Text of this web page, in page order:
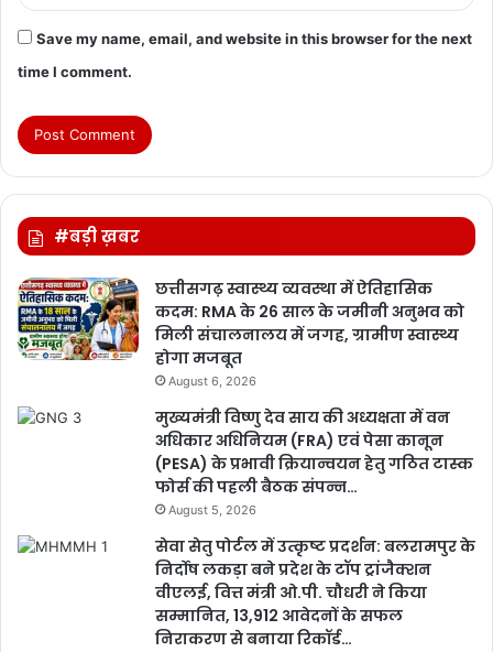
Save my name, email, and website in this browser for the next
time I comment.
#बड़ी ख़बर
छत्तीसगढ़ स्वास्थ्य व्यवस्था में ऐतिहासिक
कदम: RMA के 26 साल के जमीनी अनुभव को
मिली संचालनालय में जगह, ग्रामीण स्वास्थ्य
होगा मजबूत
August 6, 2026
मुख्यमंत्री विष्णु देव साय की अध्यक्षता में वन
अधिकार अधिनियम (FRA) एवं पेसा कानून
(PESA) के प्रभावी क्रियान्वयन हेतु गठित टास्क
फोर्स की पहली बैठक संपन्न…
August 5, 2026
सेवा सेतु पोर्टल में उत्कृष्ट प्रदर्शन: बलरामपुर के
निर्दोष लकड़ा बने प्रदेश के टॉप ट्रांजैक्शन
वीएलई, वित्त मंत्री ओ.पी. चौधरी ने किया
सम्मानित, 13,912 आवेदनों के सफल
निराकरण से बनाया रिकॉर्ड…